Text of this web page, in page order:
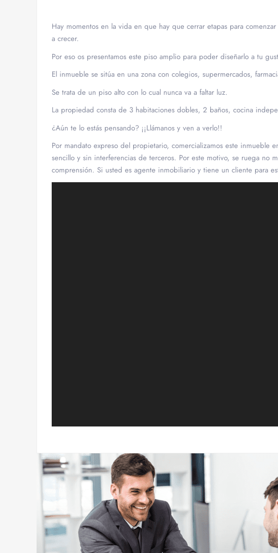
Hay momentos en la vida en que hay que cerrar etapas para
a crecer.
Por eso os presentamos este piso amplio para poder diseñarlo a tu
El inmueble se sitúa en una zona con colegios, supermercados,
Se trata de un piso alto con lo cual nunca va a faltar luz.
La propiedad consta de 3 habitaciones dobles, 2 baños, cocina
¿Aún te lo estás pensando? ¡¡Llámanos y ven a verlo!!
Por mandato expreso del propietario, comercializamos este inmueble
sencillo y sin interferencias de terceros. Por este motivo, se ruega no
comprensión. Si usted es agente inmobiliario y tiene un cliente para